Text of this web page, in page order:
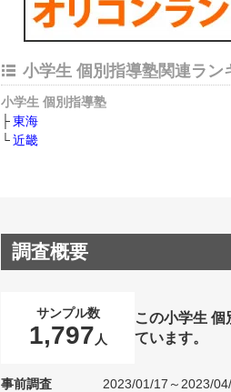
小学生 個別指導塾関連ラン
小学生 個別指導塾
東海
近畿
調査概要
サンプル数
1,797 人
この小学生
ています。
事前調査
2023/01/17～2023/